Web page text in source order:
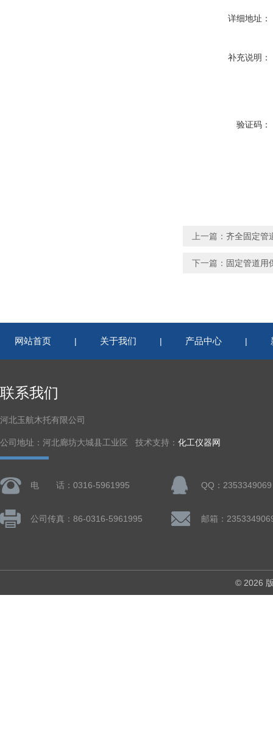
详细地址：
补充说明：
验证码：
上一篇： 齐全固定管
下一篇： 固定管道用
网站首页 | 关于我们 | 产品中心 |
联系我们
河北玉航木托有限公司
公司地址：河北廊坊大城县工业区 技术支持： 化工仪器网
电 话：0316-5961995 QQ：2353349069
公司传真：86-0316-5961995 邮箱：
© 2026